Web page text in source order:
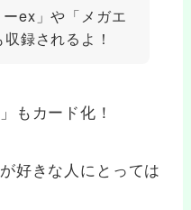
ーex」や「メガエ
録されるよ！
もカード化！
好きな人にとっては